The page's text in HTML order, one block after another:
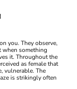
you. They observe,
when something
it. Throughout the
as female that
vulnerable. The
is strikingly often